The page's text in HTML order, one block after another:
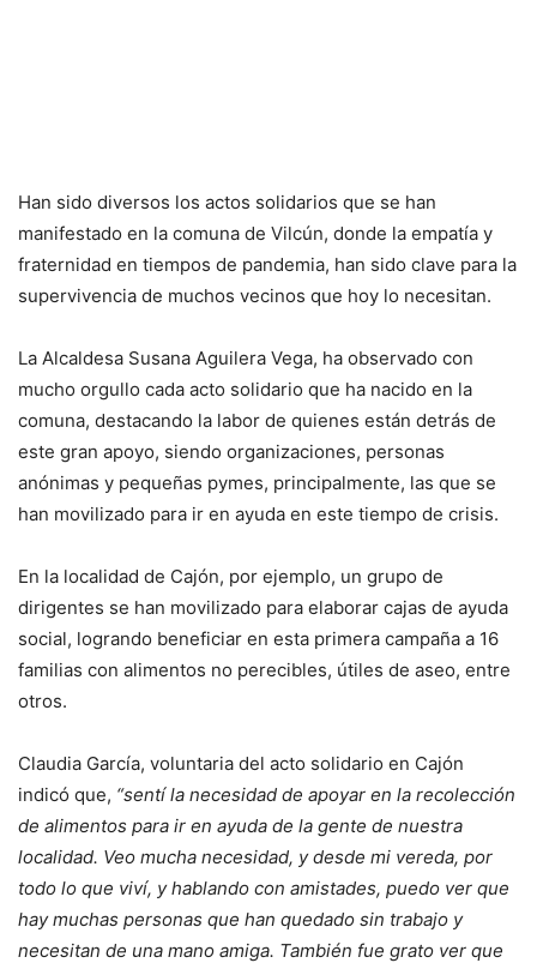
Han sido diversos los actos solidarios que se han
manifestado en la comuna de Vilcún, donde la empatía y
fraternidad en tiempos de pandemia, han sido clave para la
supervivencia de muchos vecinos que hoy lo necesitan.
La Alcaldesa Susana Aguilera Vega, ha observado con
mucho orgullo cada acto solidario que ha nacido en la
comuna, destacando la labor de quienes están detrás de
este gran apoyo, siendo organizaciones, personas
anónimas y pequeñas pymes, principalmente, las que se
han movilizado para ir en ayuda en este tiempo de crisis.
En la localidad de Cajón, por ejemplo, un grupo de
dirigentes se han movilizado para elaborar cajas de ayuda
social, logrando beneficiar en esta primera campaña a 16
familias con alimentos no perecibles, útiles de aseo, entre
otros.
Claudia García, voluntaria del acto solidario en Cajón
indicó que, “sentí la necesidad de apoyar en la recolección
de alimentos para ir en ayuda de la gente de nuestra
localidad. Veo mucha necesidad, y desde mi vereda, por
todo lo que viví, y hablando con amistades, puedo ver que
hay muchas personas que han quedado sin trabajo y
necesitan de una mano amiga. También fue grato ver que